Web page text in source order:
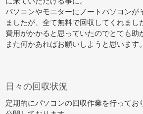
パソコンやモニターにノートパソコンが
ましたが、全て無料で回収してくれまし
費用がかかると思っていたのでとても助
また何かあればお願いしようと思います。
日々の回収状況
定期的にパソコンの回収作業を行ってお